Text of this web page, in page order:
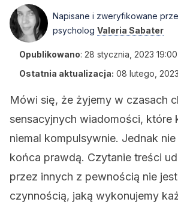
Napisane i zweryfikowane
psycholog Valeria Sabater
Opublikowano: 28 stycznia, 2023 19:00
Ostatnia aktualizacja: 08 lutego,
Mówi się, że żyjemy w czasach
sensacyjnych wiadomości, które
niemal kompulsywnie. Jednak
końca prawdą. Czytanie treści
przez innych z pewnością nie
czynnością, jaką wykonujemy